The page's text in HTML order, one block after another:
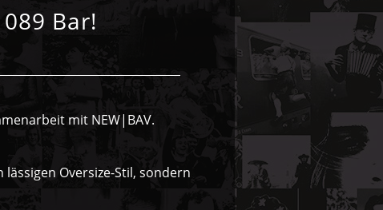
Bar!
mit NEW|BAV.
Oversize-Stil, sondern